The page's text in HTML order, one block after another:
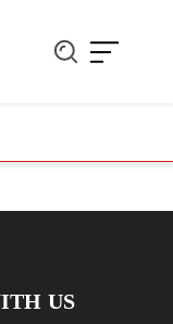
US